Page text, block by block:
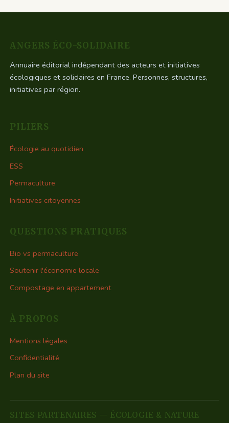
ANGERS ÉCO-SOLIDAIRE
Annuaire éditorial indépendant des acteurs et initiatives
écologiques et solidaires en France. Personnes, structures,
initiatives par région.
PILIERS
Écologie au quotidien
ESS
Permaculture
Initiatives citoyennes
QUESTIONS PRATIQUES
Bio vs permaculture
Soutenir l'économie locale
Compostage en appartement
À PROPOS
Mentions légales
Confidentialité
Plan du site
SITES PARTENAIRES — ÉCOLOGIE & NATURE